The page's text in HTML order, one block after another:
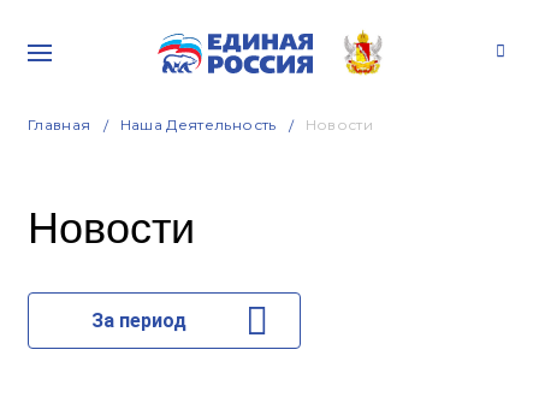
Главная Наша Деятельность Новости
Новости
За период